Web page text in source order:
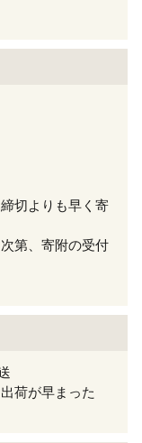
切よりも早く寄
第、寄附の受付
荷が早まった